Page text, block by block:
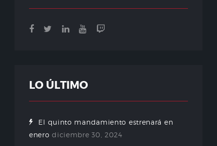
LO ÚLTIMO
El quinto mandamiento estrenará en
enero diciembre 30, 2024